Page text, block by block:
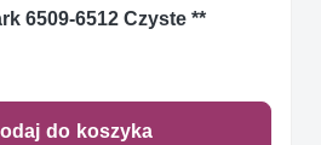
6509-6512 Czyste **
do koszyka